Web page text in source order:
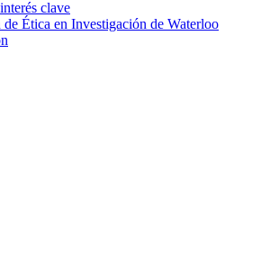
clave
Ética en Investigación de Waterloo